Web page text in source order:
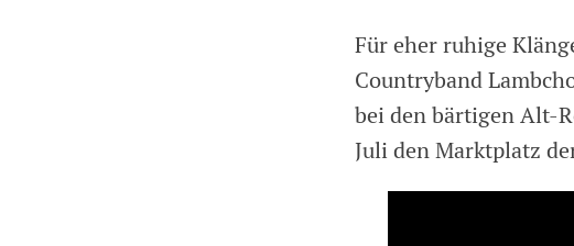
Für eher ruhige
Countryband
bei den bärtigen Alt-
Juli den Marktplatz